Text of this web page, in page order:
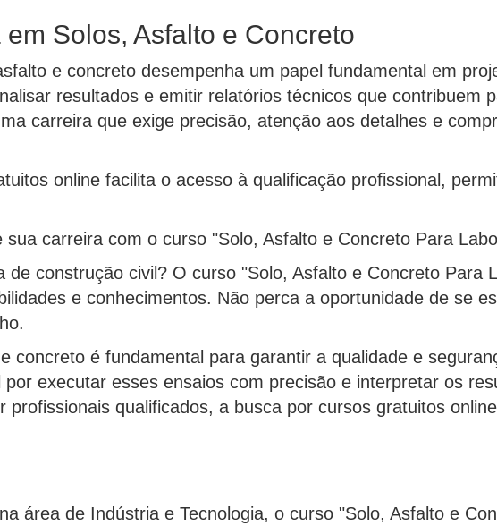
Solos, Asfalto e Concreto
e concreto desempenha um papel fundamental em
resultados e emitir relatórios técnicos que contribuem
carreira que exige precisão, atenção aos detalhes e
online facilita o acesso à qualificação profissional,
carreira com o curso "Solo, Asfalto e Concreto Para
de construção civil? O curso "Solo, Asfalto e Concreto Para
e conhecimentos. Não perca a oportunidade de se
concreto é fundamental para garantir a qualidade e
executar esses ensaios com precisão e interpretar os
qualificados, a busca por cursos gratuitos
área de Indústria e Tecnologia, o curso "Solo, Asfalto e